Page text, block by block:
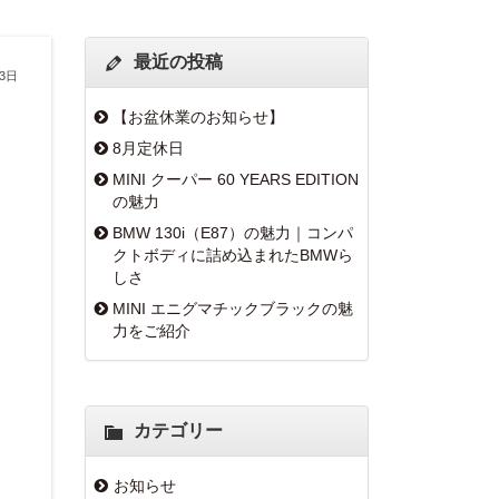
日
最近の投稿
【お盆休業のお知らせ】
8月定休日
MINI クーパー 60 YEARS EDITION
の魅力
BMW 130i（E87）の魅力｜コンパ
クトボディに詰め込まれたBMWら
しさ
MINI エニグマチックブラックの魅
力をご紹介
カテゴリー
お知らせ